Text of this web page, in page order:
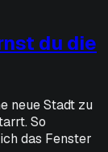
du die
neue Stadt zu
So
das Fenster